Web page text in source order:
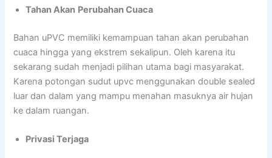
Tahan Akan Perubahan Cuaca
Bahan uPVC memiliki kemampuan tahan akan perubahan
cuaca hingga yang ekstrem sekalipun. Oleh karena itu
sekarang sudah menjadi pilihan utama bagi masyarakat.
Karena potongan sudut upvc menggunakan double sealed
luar dan dalam yang mampu menahan masuknya air hujan
ke dalam ruangan.
Privasi Terjaga